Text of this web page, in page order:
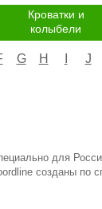
Кроватки и
колыбели
G H J
для
созданы по